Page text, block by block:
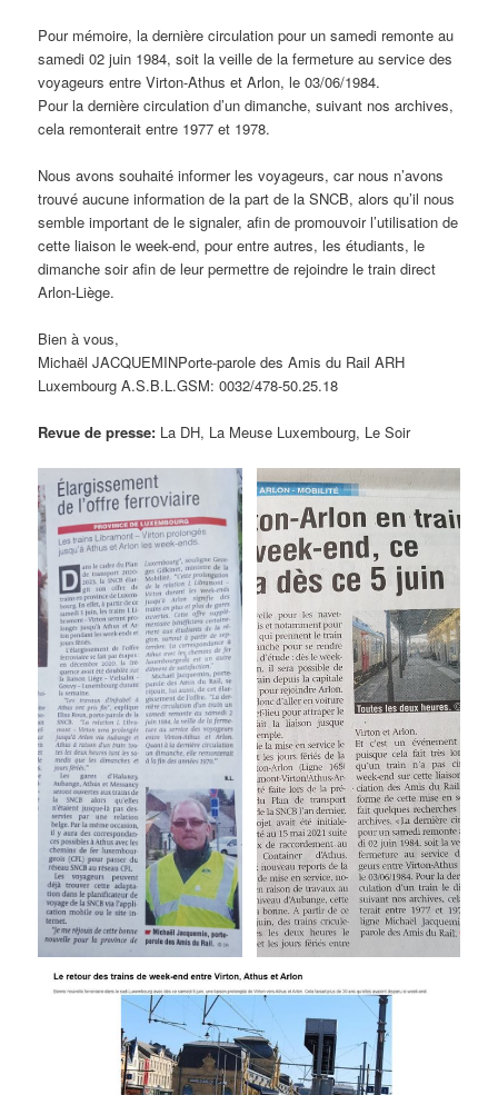
Pour mémoire, la dernière circulation pour un samedi remonte au
samedi 02 juin 1984, soit la veille de la fermeture au service des
voyageurs entre Virton-Athus et Arlon, le 03/06/1984.
Pour la dernière circulation d’un dimanche, suivant nos archives,
cela remonterait entre 1977 et 1978.
Nous avons souhaité informer les voyageurs, car nous n’avons
trouvé aucune information de la part de la SNCB, alors qu’il nous
semble important de le signaler, afin de promouvoir l’utilisation de
cette liaison le week-end, pour entre autres, les étudiants, le
dimanche soir afin de leur permettre de rejoindre le train direct
Arlon-Liège.
Bien à vous,
Michaël JACQUEMINPorte-parole des Amis du Rail ARH
Luxembourg A.S.B.L.GSM: 0032/478-50.25.18
Revue de presse: La DH, La Meuse Luxembourg, Le Soir